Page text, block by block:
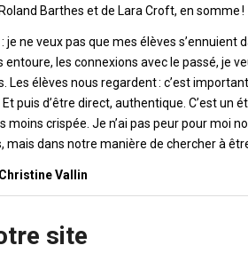
Barthes et de Lara Croft, en somme !
: je ne veux pas que mes élèves
entoure, les connexions avec le passé, je
Les élèves nous regardent : c’est
puis d’être direct, authentique. C’est un
moins crispée. Je n’ai pas peur pour moi
mais dans notre manière de chercher à
Vallin
site